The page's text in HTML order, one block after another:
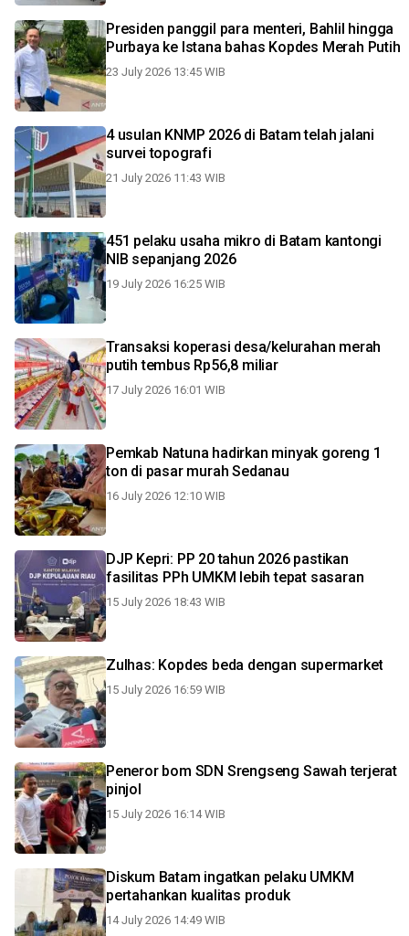
Presiden panggil para menteri, Bahlil hingga
Purbaya ke Istana bahas Kopdes Merah Putih
23 July 2026 13:45 WIB
4 usulan KNMP 2026 di Batam telah jalani
survei topografi
21 July 2026 11:43 WIB
451 pelaku usaha mikro di Batam kantongi
NIB sepanjang 2026
19 July 2026 16:25 WIB
Transaksi koperasi desa/kelurahan merah
putih tembus Rp56,8 miliar
17 July 2026 16:01 WIB
Pemkab Natuna hadirkan minyak goreng 1
ton di pasar murah Sedanau
16 July 2026 12:10 WIB
DJP Kepri: PP 20 tahun 2026 pastikan
fasilitas PPh UMKM lebih tepat sasaran
15 July 2026 18:43 WIB
Zulhas: Kopdes beda dengan supermarket
15 July 2026 16:59 WIB
Peneror bom SDN Srengseng Sawah terjerat
pinjol
15 July 2026 16:14 WIB
Diskum Batam ingatkan pelaku UMKM
pertahankan kualitas produk
14 July 2026 14:49 WIB